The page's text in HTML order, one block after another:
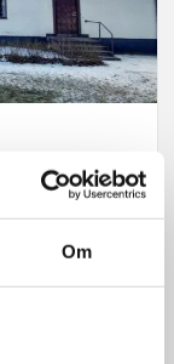
Om